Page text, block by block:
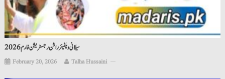
سیلانی ویلفیئر راشن رجسٹریشن فارم 2026
February 20, 2026 Talha Hussaini